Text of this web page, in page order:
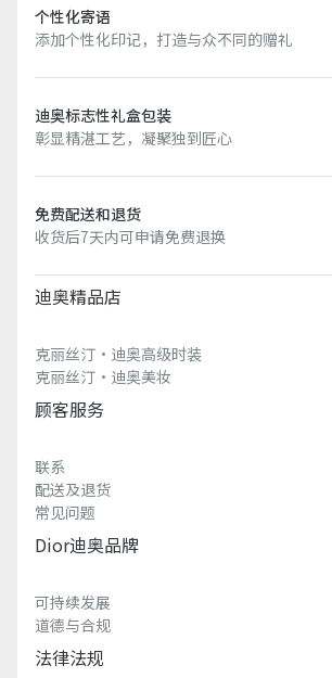
个性化寄语
添加个性化印记，打造与众不同的赠礼
迪奥标志性礼盒包装
彰显精湛工艺，凝聚独到匠心
免费配送和退货
收货后7天内可申请免费退换
迪奥精品店
克丽丝汀·迪奥高级时装
克丽丝汀·迪奥美妆
顾客服务
联系
配送及退货
常见问题
Dior迪奥品牌
可持续发展
道德与合规
法律法规